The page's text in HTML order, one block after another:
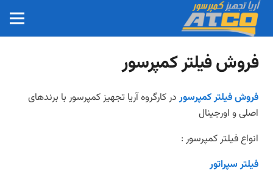
فروش فیلتر کمپرسور
فروش فیلتر کمپرسوردر کارگروه آریا تجهیز کمپرسور با برندهای
اصلی و اورجینال
انواع فیلتر کمپرسور :
فیلتر سپراتور